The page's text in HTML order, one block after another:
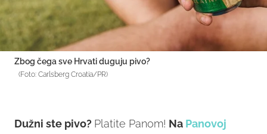
Zbog čega sve Hrvati duguju pivo?
(Foto: Carlsberg Croatia/PR)
Dužni ste pivo? Platite Panom! Na Panovoj